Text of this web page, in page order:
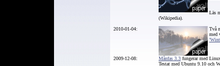
Läs
(Wikipedia).
2010-01-04:
Två
med
2009-12-08: Månfas 3.3 fungerar med
Testat med Ubuntu 9.10 och